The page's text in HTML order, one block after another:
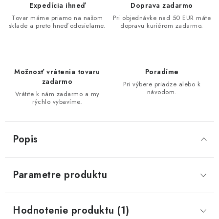
Expedícia ihneď
Tovar máme priamo na našom
sklade a preto hneď odosielame.
Doprava zadarmo
Pri objednávke nad 50 EUR máte
dopravu kuriérom zadarmo.
Možnosť vrátenia tovaru
zadarmo
Vrátite k nám zadarmo a my
rýchlo vybavíme.
Poradíme
Pri výbere priadze alebo k
návodom.
Popis
Parametre produktu
Hodnotenie produktu (1)